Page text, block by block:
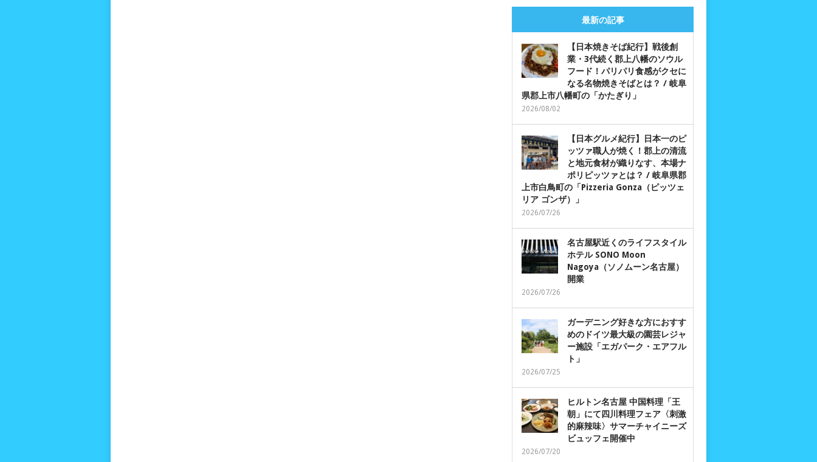
最新の記事
【日本焼きそば紀行】戦後創
業・3代続く郡上八幡のソウル
フード！パリパリ食感がクセに
なる名物焼きそばとは？ / 岐阜
県郡上市八幡町の「かたぎり」
2026/08/02
【日本グルメ紀行】日本一のピ
ッツァ職人が焼く！郡上の清流
と地元食材が織りなす、本場ナ
ポリピッツァとは？ / 岐阜県郡
上市白鳥町の「Pizzeria Gonza（ピッツェ
リア ゴンザ）」
2026/07/26
名古屋駅近くのライフスタイル
ホテル SONO Moon
Nagoya（ソノムーン名古屋）
開業
2026/07/26
ガーデニング好きな方におすす
めのドイツ最大級の園芸レジャ
ー施設「エガパーク・エアフル
ト」
2026/07/25
ヒルトン名古屋 中国料理「王
朝」にて四川料理フェア〈刺激
的麻辣味〉サマーチャイニーズ
ビュッフェ開催中
2026/07/20